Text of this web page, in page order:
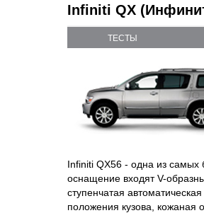
Infiniti QX
ТЕСТЫ
Infiniti QX56 - одна из самых
оснащение входят V-
ступенчатая
положения кузова, кожаная